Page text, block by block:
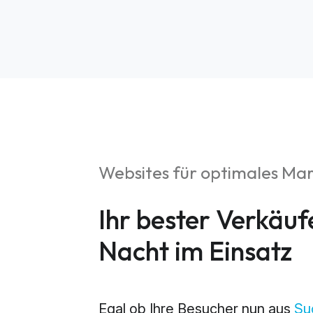
Web
Websites für optimales
Ihr bester
Nacht im Einsatz
Egal ob Ihre Besucher nun aus